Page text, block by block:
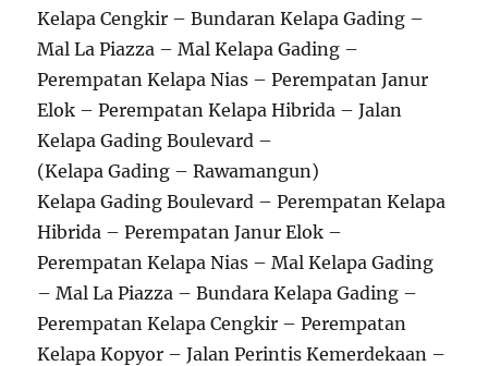
Kelapa Cengkir – Bundaran Kelapa Gading –
Mal La Piazza – Mal Kelapa Gading –
Perempatan Kelapa Nias – Perempatan Janur
Elok – Perempatan Kelapa Hibrida – Jalan
Kelapa Gading Boulevard –
(Kelapa Gading – Rawamangun)
Kelapa Gading Boulevard – Perempatan Kelapa
Hibrida – Perempatan Janur Elok –
Perempatan Kelapa Nias – Mal Kelapa Gading
– Mal La Piazza – Bundara Kelapa Gading –
Perempatan Kelapa Cengkir – Perempatan
Kelapa Kopyor – Jalan Perintis Kemerdekaan –